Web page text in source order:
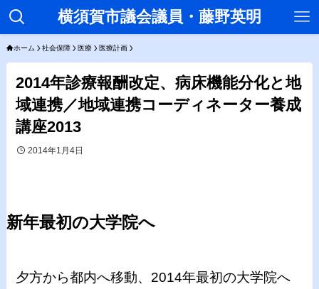
横須賀市議会議員・藤野英明
ホーム 社会保障 医療 医療計画
2014年診療報酬改定、病床機能分化と地
域連携／地域連携コーディネーター養成
講座2013
2014年1月4日
新年最初の大学院へ
夕方から都内へ移動、2014年最初の大学院へ